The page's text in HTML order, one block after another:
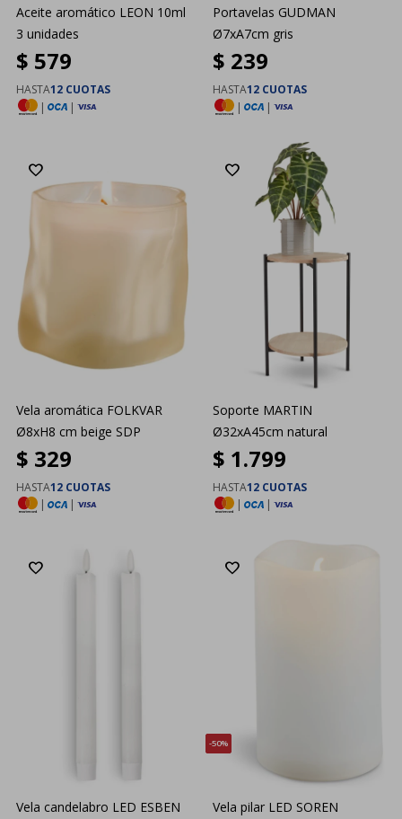
Aceite aromático LEON 10ml
3 unidades
$ 579
HASTA12 CUOTAS
|
|
Portavelas GUDMAN
Ø7xA7cm gris
$ 239
HASTA12 CUOTAS
|
|
Vela aromática FOLKVAR
Ø8xH8 cm beige SDP
$ 329
HASTA12 CUOTAS
|
|
Soporte MARTIN
Ø32xA45cm natural
$ 1.799
HASTA12 CUOTAS
|
|
Vela candelabro LED ESBEN
50
Vela pilar LED SOREN